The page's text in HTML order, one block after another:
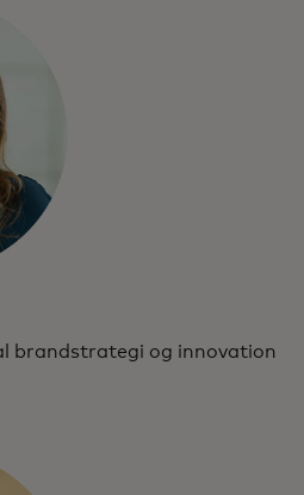
brandstrategi og innovation